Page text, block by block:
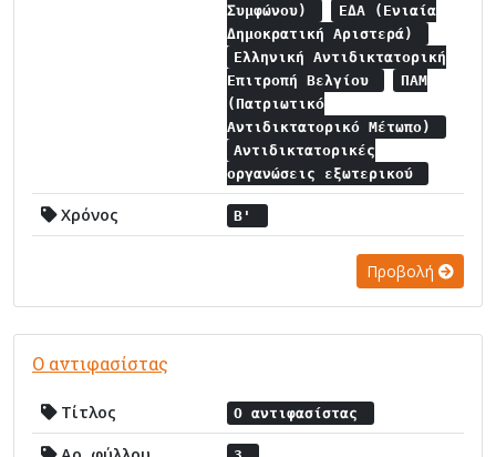
Συμφώνου)
ΕΔΑ (Ενιαία
Δημοκρατική Αριστερά)
Ελληνική Αντιδικτατορική
Επιτροπή Βελγίου
ΠΑΜ
(Πατριωτικό
Αντιδικτατορικό Μέτωπο)
Αντιδικτατορικές
οργανώσεις εξωτερικού
Χρόνος Β'
Προβολή
Ο αντιφασίστας
Τίτλος Ο αντιφασίστας